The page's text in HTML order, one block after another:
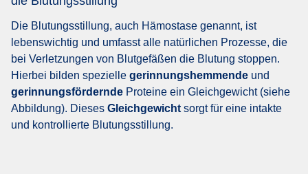
Die Blutungsstillung, auch Hämostase genannt, ist
lebenswichtig und umfasst alle natürlichen Prozesse, die
bei Verletzungen von Blutgefäßen die Blutung stoppen.
Hierbei bilden spezielle gerinnungshemmende und
gerinnungsfördernde Proteine ein Gleichgewicht (siehe
Abbildung). Dieses Gleichgewicht sorgt für eine intakte
und kontrollierte Blutungsstillung.